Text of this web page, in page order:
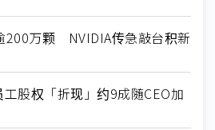
200万颗 NVIDIA传急敲台积新
股权「折现」约9成随CEO加